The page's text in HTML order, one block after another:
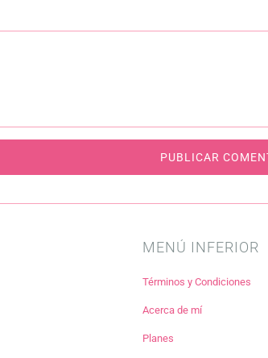
MENÚ INFERIOR
Términos y Condiciones
Acerca de mí
Planes